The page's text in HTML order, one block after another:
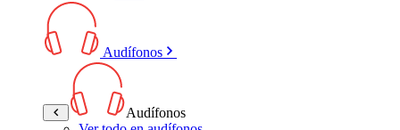
Audífonos
Audífonos